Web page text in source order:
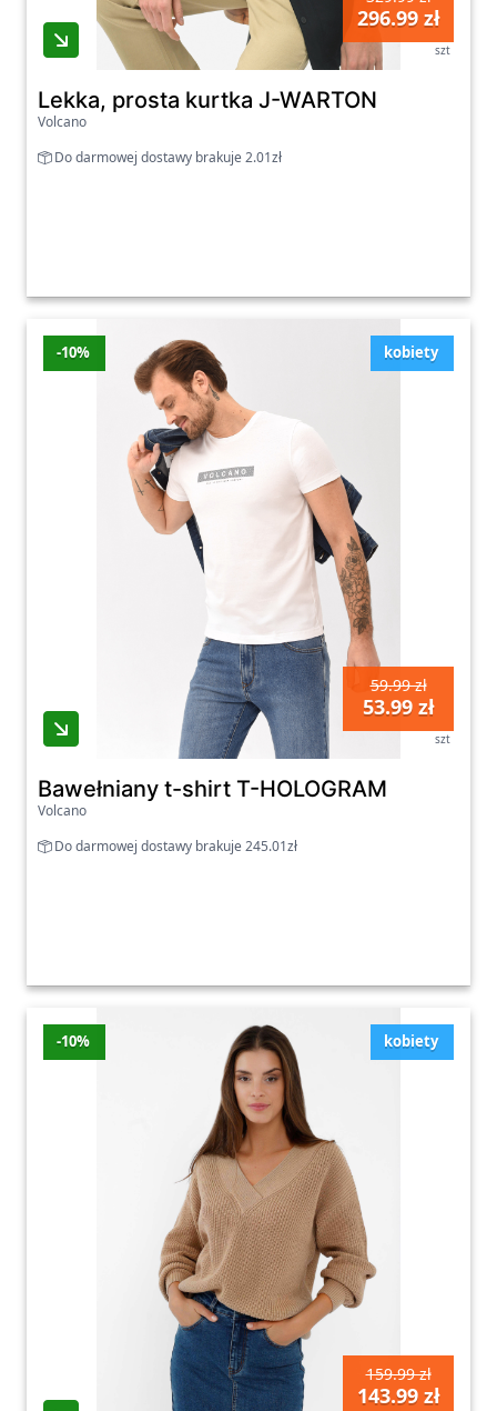
296.99 zł
szt
Lekka, prosta kurtka J-WARTON
Volcano
Do darmowej dostawy brakuje 2.01zł
kobiety
-10%
59.99 zł
53.99 zł
szt
Bawełniany t-shirt T-HOLOGRAM
Volcano
Do darmowej dostawy brakuje 245.01zł
kobiety
-10%
159.99 zł
143.99 zł